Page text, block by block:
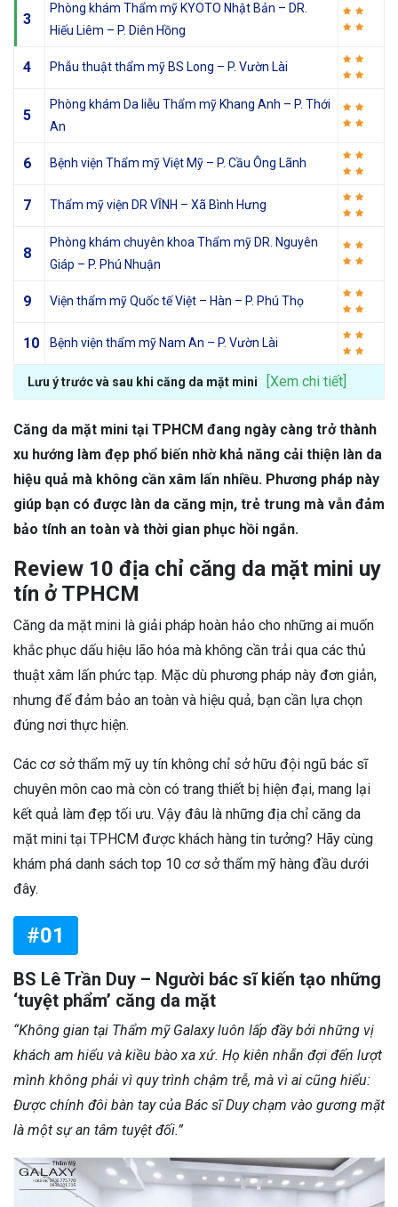
3
Phòng khám Thẩm mỹ KYOTO Nhật Bản – DR.
Hiếu Liêm – P. Diên Hồng
4 Phẫu thuật thẩm mỹ BS Long – P. Vườn Lài
5
Phòng khám Da liễu Thẩm mỹ Khang Anh – P. Thới
An
6 Bệnh viện Thẩm mỹ Việt Mỹ – P. Cầu Ông Lãnh
7 Thẩm mỹ viện DR VĨNH – Xã Bình Hưng
8
Phòng khám chuyên khoa Thẩm mỹ DR. Nguyên
Giáp – P. Phú Nhuận
9 Viện thẩm mỹ Quốc tế Việt – Hàn – P. Phú Thọ
10 Bệnh viện thẩm mỹ Nam An – P. Vườn Lài
Lưu ý trước và sau khi căng da mặt mini [Xem chi tiết]
Căng da mặt mini tại TPHCM đang ngày càng trở thành
xu hướng làm đẹp phổ biến nhờ khả năng cải thiện làn da
hiệu quả mà không cần xâm lấn nhiều. Phương pháp này
giúp bạn có được làn da căng mịn, trẻ trung mà vẫn đảm
bảo tính an toàn và thời gian phục hồi ngắn.
Review 10 địa chỉ căng da mặt mini uy
tín ở TPHCM
Căng da mặt mini là giải pháp hoàn hảo cho những ai muốn
khắc phục dấu hiệu lão hóa mà không cần trải qua các thủ
thuật xâm lấn phức tạp. Mặc dù phương pháp này đơn giản,
nhưng để đảm bảo an toàn và hiệu quả, bạn cần lựa chọn
đúng nơi thực hiện.
Các cơ sở thẩm mỹ uy tín không chỉ sở hữu đội ngũ bác sĩ
chuyên môn cao mà còn có trang thiết bị hiện đại, mang lại
kết quả làm đẹp tối ưu. Vậy đâu là những địa chỉ căng da
mặt mini tại TPHCM được khách hàng tin tưởng? Hãy cùng
khám phá danh sách top 10 cơ sở thẩm mỹ hàng đầu dưới
đây.
#01
BS Lê Trần Duy – Người bác sĩ kiến tạo những
‘tuyệt phẩm’ căng da mặt
“Không gian tại Thẩm mỹ Galaxy luôn lấp đầy bởi những vị
khách am hiểu và kiều bào xa xứ. Họ kiên nhẫn đợi đến lượt
mình không phải vì quy trình chậm trễ, mà vì ai cũng hiểu:
Được chính đôi bàn tay của Bác sĩ Duy chạm vào gương mặt
là một sự an tâm tuyệt đối.”